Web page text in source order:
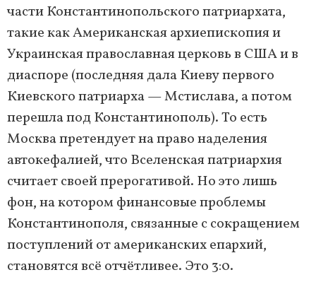
части Константинопольского патриархата,
такие как Американская архиепископия и
Украинская православная церковь в США и в
диаспоре (последняя дала Киеву первого
Киевского патриарха — Мстислава, а потом
перешла под Константинополь). То есть
Москва претендует на право наделения
автокефалией, что Вселенская патриархия
считает своей прерогативой. Но это лишь
фон, на котором финансовые проблемы
Константинополя, связанные с сокращением
поступлений от американских епархий,
становятся всё отчётливее. Это 3:0.